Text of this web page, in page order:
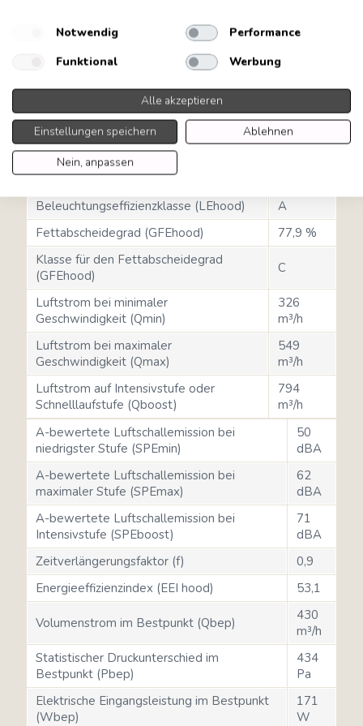
Energieeffizienzklasse (auf einer Skala
von A+++ bis D)
A
Fluiddynamische Effizienz (FDEhood)
31,9
Klasse für die fluiddynamische Effizienz
(FDEhood)
A
Beleuchtungseffizienz (LEhood)
Beleuchtungseffizienzklasse (LEhood)
A
Fettabscheidegrad (GFEhood)
77,9 %
Klasse für den Fettabscheidegrad
(GFEhood)
C
Luftstrom bei minimaler
Geschwindigkeit (Qmin)
326
m³/h
Luftstrom bei maximaler
Geschwindigkeit (Qmax)
549
m³/h
Luftstrom auf Intensivstufe oder
Schnelllaufstufe (Qboost)
794
m³/h
A-bewertete Luftschallemission bei
niedrigster Stufe (SPEmin)
50
dBA
A-bewertete Luftschallemission bei
maximaler Stufe (SPEmax)
62
dBA
A-bewertete Luftschallemission bei
Intensivstufe (SPEboost)
71
dBA
Zeitverlängerungsfaktor (f)
0,9
Energieeffizienzindex (EEI hood)
53,1
Volumenstrom im Bestpunkt (Qbep)
430
m³/h
Statistischer Druckunterschied im
Bestpunkt (Pbep)
434
Pa
Elektrische Eingangsleistung im Bestpunkt
(Wbep)
171
W
Notwendig
Performance
Funktional
Werbung
Alle akzeptieren
Einstellungen speichern
Ablehnen
Nein, anpassen